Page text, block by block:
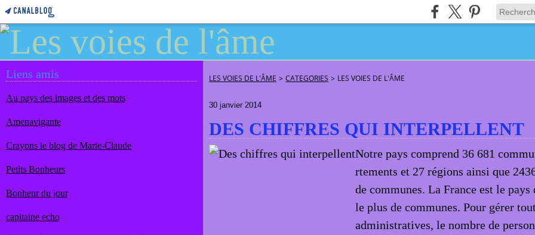
Liens amis
Au pays des images et des mots
Amenavigante
Crayons le blog de Marie-Claude
Petits Bonheurs
Bonheur du jour
capitaine echo
LES VOIES DE L'ÂME > CATEGORIES > LES VOIES DE L'ÂME
30 janvier 2014
DES CHIFFRES QUI INTERPELLENT
Notre pays comprend 36 681
rtements et 27 régions ainsi que
de communes. La France est le pays
le plus de communes. Pour gérer
administratives, le nombre de